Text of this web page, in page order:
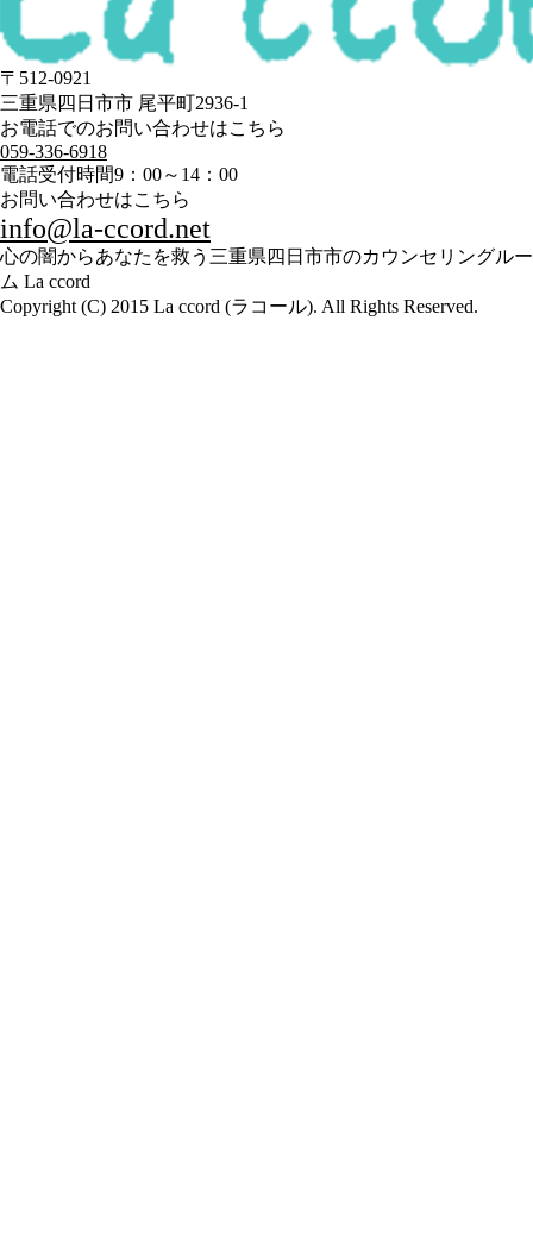
〒512-0921
三重県四日市市 尾平町2936-1
お電話でのお問い合わせはこちら
059-336-6918
電話受付時間9：00～14：00
お問い合わせはこちら
info@la-ccord.net
心の闇からあなたを救う三重県四日市市のカウンセリングルー
ム La ccord
Copyright (C) 2015 La ccord (ラコール). All Rights Reserved.